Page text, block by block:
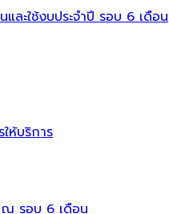
ละใช้งบประจำปี รอบ 6 เดือน
ห้บริการ
ณ รอบ 6 เดือน